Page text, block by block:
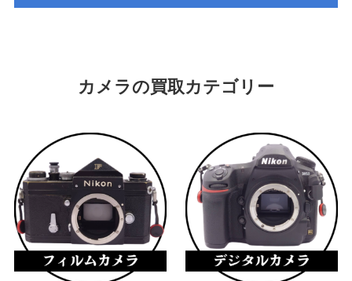
カメラの買取カテゴリー